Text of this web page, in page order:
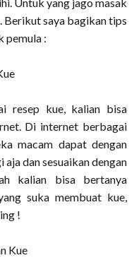
Berikut saya bagikan tips
pemula :
resep kue, kalian bisa
Di internet berbagai
macam dapat dengan
dan sesuaikan dengan
kalian bisa bertanya
suka membuat kue,
!
Kue